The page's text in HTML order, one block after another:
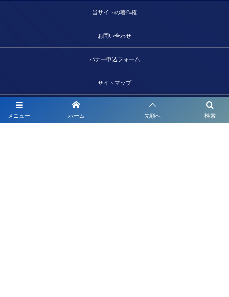
メニュー 検索
ホーム 先頭へ
当サイトの著作権
お問い合わせ
バナー申込フォーム
サイトマップ